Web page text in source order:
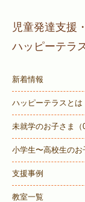
児童発達支援
ハッピーテラ
新着情報
ハッピーテラスとは
未就学のお子さま
小学生〜高校生のお
支援事例
教室一覧